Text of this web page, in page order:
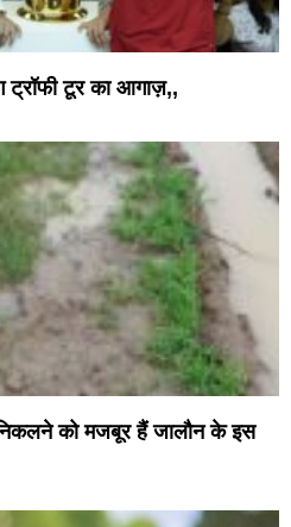
टूर का आगाज़,,
को मजबूर हैं जालौन के इस